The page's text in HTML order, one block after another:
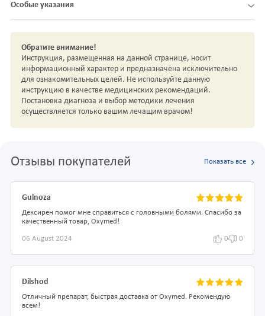
Особые указания
Обратите внимание!
Инструкция, размещенная на данной странице, носит
информационный характер и предназначена исключительно
для ознакомительных целей. Не используйте данную
инструкцию в качестве медицинских рекомендаций.
Постановка диагноза и выбор методики лечения
осуществляется только вашим лечащим врачом!
Отзывы покупателей Показать все
Gulnoza
Дексирен помог мне справиться с головными болями. Спасибо за
качественный товар, Oxymed!
06 August 2024 0 0
Dilshod
Отличный препарат, быстрая доставка от Oxymed. Рекомендую
всем!